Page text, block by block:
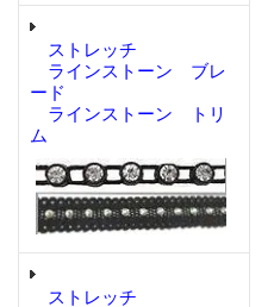
ストレッチ
ラインストーン ブレ
ード
ラインストーン トリ
ム
ストレッチ